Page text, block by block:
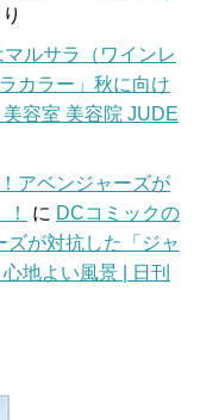
ルサラ（ワインレ
カラー」秋に向け
容室 美容院 JUDE
アベンジャーズが
に DCコミックの
ズが対抗した「ジャ
地よい風景 | 日刊